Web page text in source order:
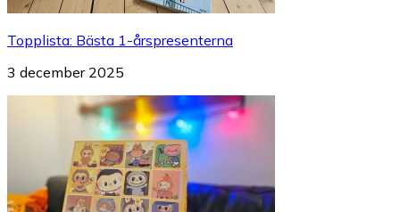
Topplista: Bästa 1-årspresenterna
3 december 2025